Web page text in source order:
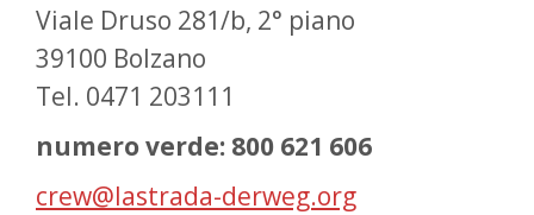
Viale Druso 281/b, 2° piano
39100 Bolzano
Tel. 0471 203111
numero verde: 800 621 606
crew@lastrada-derweg.org